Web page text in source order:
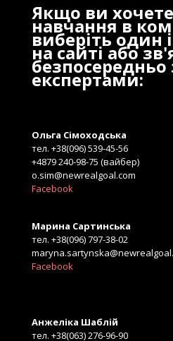
Якщо ви
навчання в
виберіть один
на сайті або
експертами:
Ольга Сімоходська
тел. +38(096) 539-45-56
+4879 240-98-75 (вайбер)
o.sim@newrealgoal.com
Facebook
Марина Сартинська
тел. +38(096) 797-38-02
Facebook
Анжеліка Шаблій
тел. +38(063) 276-96-90